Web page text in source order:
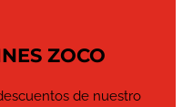
ZOCO
de nuestro